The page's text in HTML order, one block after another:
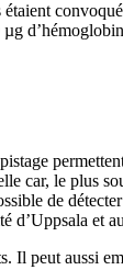
car, le plus
de
d’Uppsala et
Il peut aussi